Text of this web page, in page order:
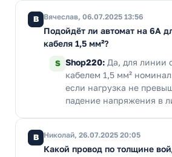
В Вячеслав, 06.07.2025 13:56
Подойдёт ли автомат на 6А
кабеля 1,5 мм²?
S Shop220: Да, для линии
кабелем 1,5 мм²
если нагрузка не
падение напряжения в
В Николай, 26.07.2025 20:05
Какой провод по толщине